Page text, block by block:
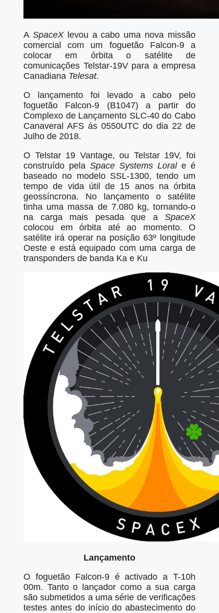
A SpaceXlevou a cabo uma nova missão
comercial com um foguetão Falcon-9 a
colocar em órbita o satélite de
comunicações Telstar-19V para a empresa
Canadiana Telesat.
O lançamento foi levado a cabo pelo
foguetão Falcon-9 (B1047) a partir do
Complexo de Lançamento SLC-40 do Cabo
Canaveral AFS ás 0550UTC do dia 22 de
Julho de 2018.
O Telstar 19 Vantage, ou Telstar 19V, foi
construído pela Space Systems Lorale é
baseado no modelo SSL-1300, tendo um
tempo de vida útil de 15 anos na órbita
geossíncrona. No lançamento o satélite
tinha uma massa de 7.080 kg, tornando-o
na carga mais pesada que a SpaceX
colocou em órbita até ao momento. O
satélite irá operar na posição 63º longitude
Oeste e está equipado com uma carga de
transponders de banda Ka e Ku
Lançamento
O foguetão Falcon-9 é activado a T-10h
00m. Tanto o lançador como a sua carga
são submetidos a uma série de verificações
testes antes do início do abastecimento do